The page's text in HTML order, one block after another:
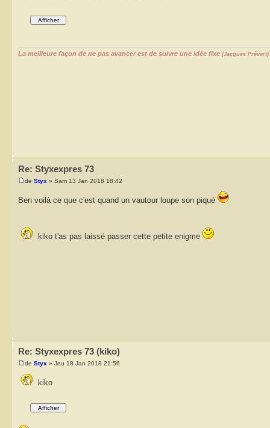
La meilleure façon de ne pas avancer est de suivre une idée fixe (Jacques Prévert)
Re: Styxexpres 73
de Styx » Sam 13 Jan 2018 18:42
Ben voilà ce que c'est quand un vautour loupe son piqué
kiko t'as pas laissé passer cette petite enigme
Re: Styxexpres 73 (kiko)
de Styx » Jeu 18 Jan 2018 21:56
kiko